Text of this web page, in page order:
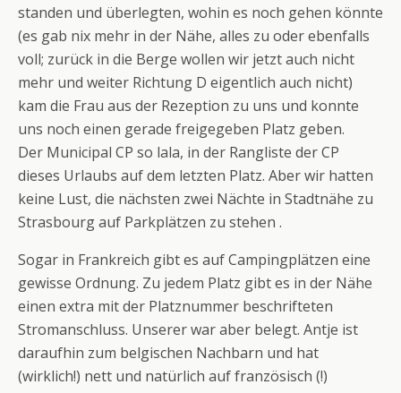
standen und überlegten, wohin es noch gehen könnte
(es gab nix mehr in der Nähe, alles zu oder ebenfalls
voll; zurück in die Berge wollen wir jetzt auch nicht
mehr und weiter Richtung D eigentlich auch nicht)
kam die Frau aus der Rezeption zu uns und konnte
uns noch einen gerade freigegeben Platz geben.
Der Municipal CP so lala, in der Rangliste der CP
dieses Urlaubs auf dem letzten Platz. Aber wir hatten
keine Lust, die nächsten zwei Nächte in Stadtnähe zu
Strasbourg auf Parkplätzen zu stehen .
Sogar in Frankreich gibt es auf Campingplätzen eine
gewisse Ordnung. Zu jedem Platz gibt es in der Nähe
einen extra mit der Platznummer beschrifteten
Stromanschluss. Unserer war aber belegt. Antje ist
daraufhin zum belgischen Nachbarn und hat
(wirklich!) nett und natürlich auf französisch (!)